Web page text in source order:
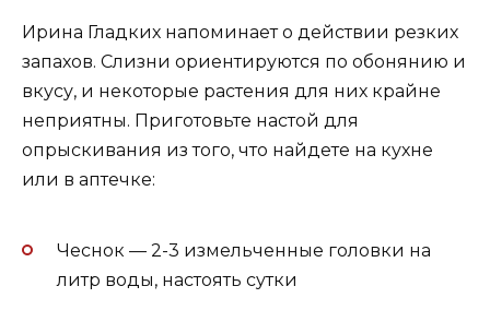
Ирина Гладких напоминает о действии резких
запахов. Слизни ориентируются по обонянию и
вкусу, и некоторые растения для них крайне
неприятны. Приготовьте настой для
опрыскивания из того, что найдете на кухне
или в аптечке:
Чеснок — 2-3 измельченные головки на
литр воды, настоять сутки